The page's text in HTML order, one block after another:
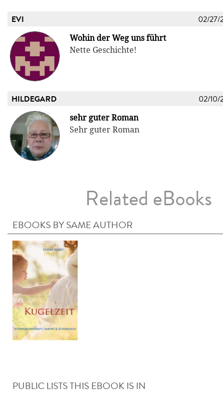
EVI 02/27/
Wohin der Weg uns führt
Nette Geschichte!
HILDEGARD 02/10/
sehr guter Roman
Sehr guter Roman
Related eBooks
EBOOKS BY SAME AUTHOR
PUBLIC LISTS THIS EBOOK IS IN